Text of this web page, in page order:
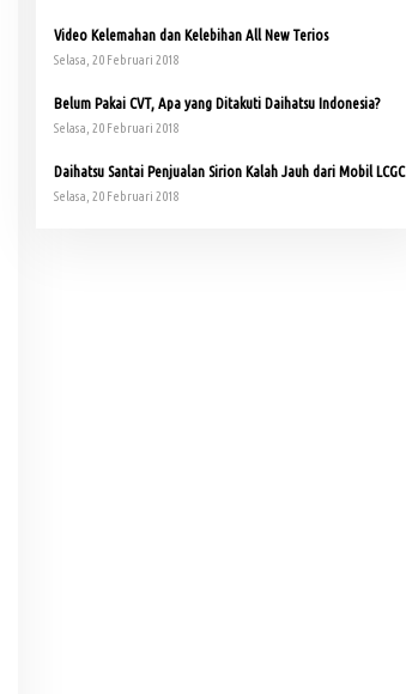
Video Kelemahan dan Kelebihan All New Terios
Selasa, 20 Februari 2018
Belum Pakai CVT, Apa yang Ditakuti Daihatsu Indonesia?
Selasa, 20 Februari 2018
Daihatsu Santai Penjualan Sirion Kalah Jauh dari Mobil LCGC
Selasa, 20 Februari 2018